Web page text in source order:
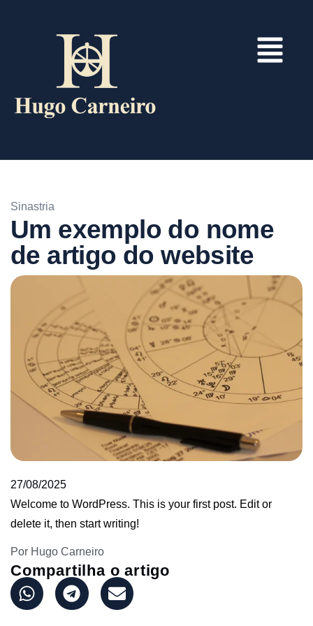
Sinastria
Um exemplo do nome
de artigo do website
27/08/2025
Welcome to WordPress. This is your first post. Edit or
delete it, then start writing!
Por Hugo Carneiro
Compartilha o artigo